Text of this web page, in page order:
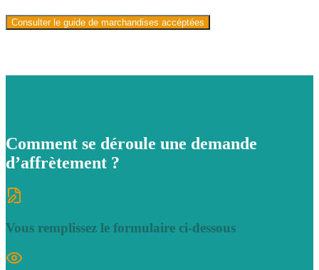
Consulter le guide de marchandises accéptées
Comment se déroule une demande
d’affrètement ?
Vous remplissez le formulaire ci‑dessous